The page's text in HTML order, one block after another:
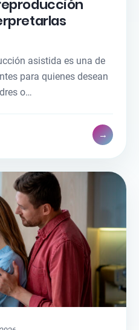
asistida es una de
para quienes desean
o…
→